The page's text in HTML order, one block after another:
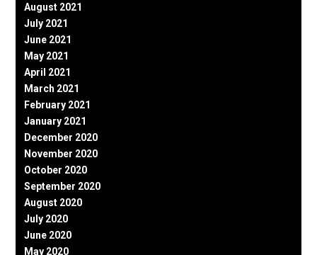
August 2021
July 2021
June 2021
May 2021
April 2021
March 2021
February 2021
January 2021
December 2020
November 2020
October 2020
September 2020
August 2020
July 2020
June 2020
May 2020